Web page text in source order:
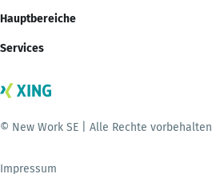
Hauptbereiche
Services
© New Work SE | Alle Rechte vorbehalten
Impressum